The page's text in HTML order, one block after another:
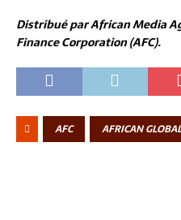
Distribué par African Media
Finance Corporation (AFC).
AFC AFRICAN